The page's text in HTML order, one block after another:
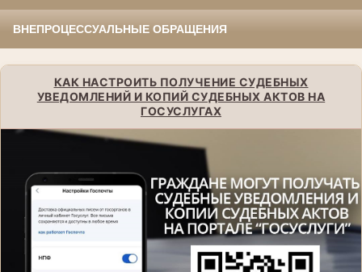
ВНЕПРОЦЕССУАЛЬНЫЕ ОБРАЩЕНИЯ
КАК НАСТРОИТЬ ПОЛУЧЕНИЕ СУДЕБНЫХ
УВЕДОМЛЕНИЙ И КОПИЙ СУДЕБНЫХ АКТОВ НА
ГОСУСЛУГАХ